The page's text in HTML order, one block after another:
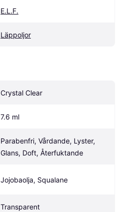
E.L.F.
Läppoljor
Crystal Clear
7.6 ml
Parabenfri, Vårdande, Lyster,
Glans, Doft, Återfuktande
Jojobaolja, Squalane
Transparent